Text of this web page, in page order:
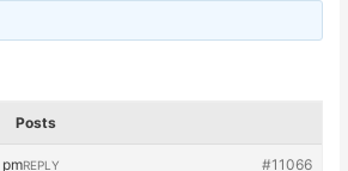
Posts
#11066
REPLY